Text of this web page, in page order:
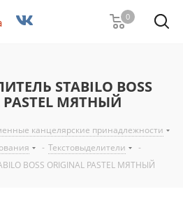
0
STABILO BOSS
PASTEL МЯТНЫЙ
канцелярские принадлежности
- Текстовыделители
-
BOSS ORIGINAL PASTEL МЯТНЫЙ